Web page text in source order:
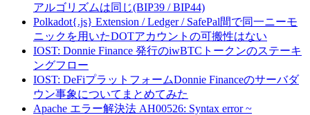
アルゴリズムは同じ(BIP39 / BIP44)
Polkadot{.js} Extension / Ledger / SafePal間で同一ニーモ
ニックを用いたDOTアカウントの可搬性はない
IOST: Donnie Finance 発行のiwBTCトークンのステーキ
ングフロー
IOST: DeFiプラットフォームDonnie Financeのサーバダ
ウン事象についてまとめてみた
Apache エラー解決法 AH00526: Syntax error ~